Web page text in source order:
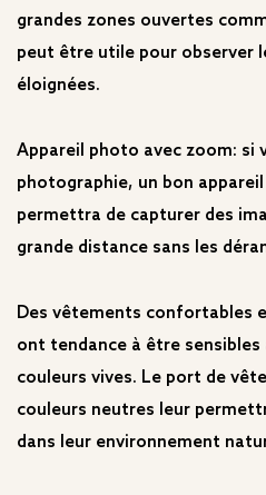
grandes zones ouvertes
peut être utile pour observer
éloignées.
Appareil photo avec zoom: si
photographie, un bon
permettra de capturer des
grande distance sans les
Des vêtements confortables
ont tendance à être
couleurs vives. Le port de
couleurs neutres leur
dans leur environnement